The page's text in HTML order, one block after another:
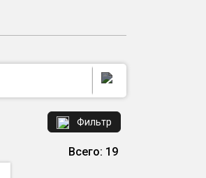
Фильтр
Всего: 19